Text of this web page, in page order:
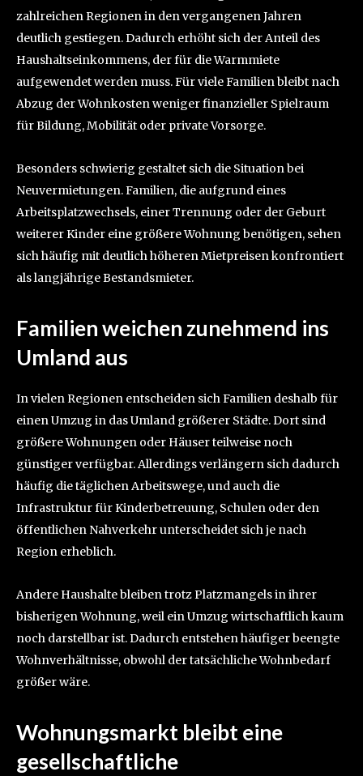
zahlreichen Regionen in den vergangenen Jahren
deutlich gestiegen. Dadurch erhöht sich der Anteil des
Haushaltseinkommens, der für die Warmmiete
aufgewendet werden muss. Für viele Familien bleibt nach
Abzug der Wohnkosten weniger finanzieller Spielraum
für Bildung, Mobilität oder private Vorsorge.
Besonders schwierig gestaltet sich die Situation bei
Neuvermietungen. Familien, die aufgrund eines
Arbeitsplatzwechsels, einer Trennung oder der Geburt
weiterer Kinder eine größere Wohnung benötigen, sehen
sich häufig mit deutlich höheren Mietpreisen konfrontiert
als langjährige Bestandsmieter.
Familien weichen zunehmend ins
Umland aus
In vielen Regionen entscheiden sich Familien deshalb für
einen Umzug in das Umland größerer Städte. Dort sind
größere Wohnungen oder Häuser teilweise noch
günstiger verfügbar. Allerdings verlängern sich dadurch
häufig die täglichen Arbeitswege, und auch die
Infrastruktur für Kinderbetreuung, Schulen oder den
öffentlichen Nahverkehr unterscheidet sich je nach
Region erheblich.
Andere Haushalte bleiben trotz Platzmangels in ihrer
bisherigen Wohnung, weil ein Umzug wirtschaftlich kaum
noch darstellbar ist. Dadurch entstehen häufiger beengte
Wohnverhältnisse, obwohl der tatsächliche Wohnbedarf
größer wäre.
Wohnungsmarkt bleibt eine
gesellschaftliche